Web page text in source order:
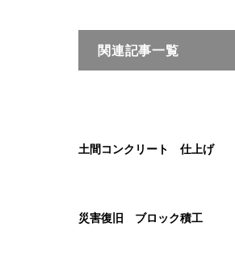
関連記事一覧
土間コンクリート 仕上げ
災害復旧 ブロック積工